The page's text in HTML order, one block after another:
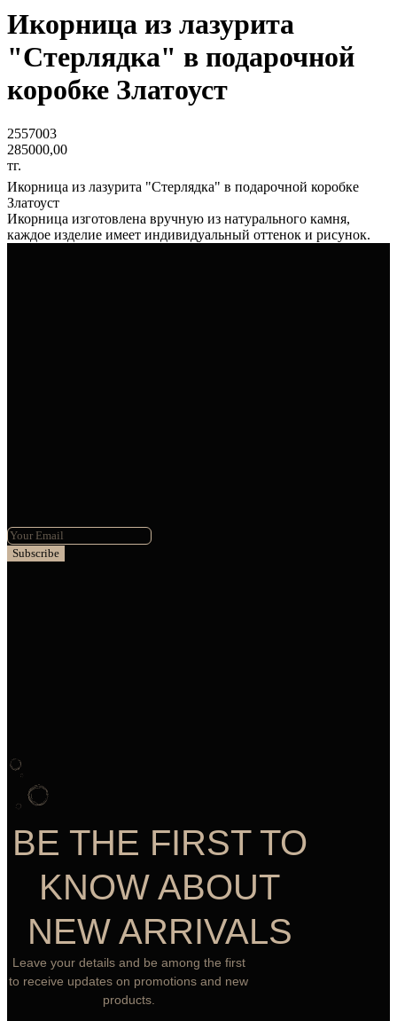
Икорница из лазурита
"Стерлядка" в подарочной
коробке Златоуст
2557003
285000,00
тг.
Икорница из лазурита "Стерлядка" в подарочной коробке
Златоуст
Икорница изготовлена вручную из натурального камня,
каждое изделие имеет индивидуальный оттенок и рисунок.
BE THE FIRST TO
KNOW ABOUT
NEW ARRIVALS
Leave your details and be among the first
to receive updates on promotions and new
products.
Subscribe